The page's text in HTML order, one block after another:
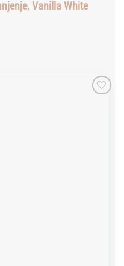
Vanilla White